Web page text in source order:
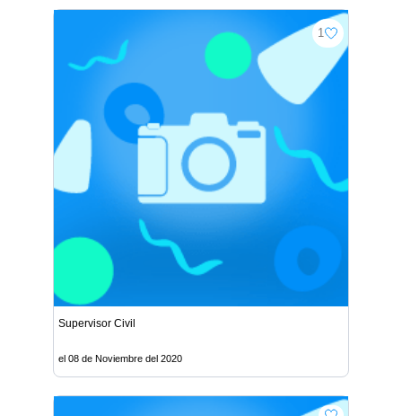
1
Supervisor Civil
el 08 de Noviembre del 2020